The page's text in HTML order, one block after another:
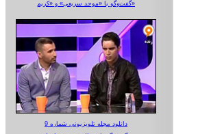
گفت‌وگو با «موحد سریعی» و «کریم»
دانلود مجله تلویزیونی شماره 9